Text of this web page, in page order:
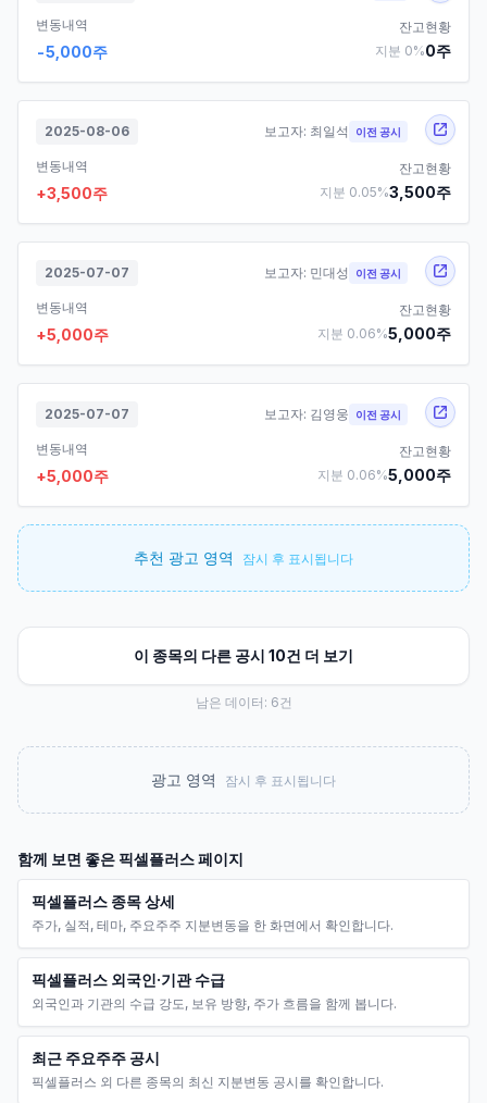
변동내역
-5,000주
잔고현황
지분 0%0주
2025-08-06 보고자: 최일석 이전 공시
변동내역
+3,500주
잔고현황
지분 0.05%3,500주
2025-07-07 보고자: 민대성 이전 공시
변동내역
+5,000주
잔고현황
지분 0.06%5,000주
2025-07-07 보고자: 김영웅 이전 공시
변동내역
+5,000주
잔고현황
지분 0.06%5,000주
추천 광고 영역 잠시 후 표시됩니다
이 종목의 다른 공시 10건 더 보기
남은 데이터: 6건
광고 영역 잠시 후 표시됩니다
함께 보면 좋은 픽셀플러스페이지
픽셀플러스 종목 상세
주가, 실적, 테마, 주요주주 지분변동을 한 화면에서 확인합니다.
픽셀플러스 외국인·기관 수급
외국인과 기관의 수급 강도, 보유 방향, 주가 흐름을 함께 봅니다.
최근 주요주주 공시
픽셀플러스 외 다른 종목의 최신 지분변동 공시를 확인합니다.